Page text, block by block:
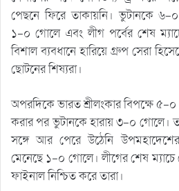
পেছনে ফিরে তাকায়নি। ভুটানকে ৬-
১-০ গোলে এবং লীগ পর্বের শেষ
বিশাল ব্যবধানে হারিয়ে গ্রুপ সেরা
ছোটনের শিষ্যরা।
অপরদিকে ভারত শ্রীলংকার বিপক্ষে
করার পর ভুটানকে হারায় ৩-০ গোলে।
সঙ্গে আর পেরে উঠেনি
মেনেছে ১-০ গোলে। লীগের শেষ
ফাইনাল নিশ্চিত করে তারা।